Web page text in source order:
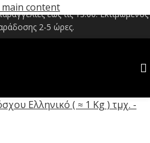
content
έως τις 13:00. Εκτιμώμενος
2-5 ώρες.